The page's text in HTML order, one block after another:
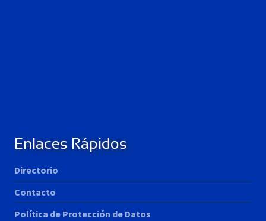
Enlaces Rápidos
Directorio
Contacto
Política de Protección de Datos